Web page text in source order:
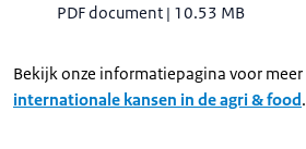
PDF document | 10.53 MB
Bekijk onze informatiepagina voor meer
internationale kansen in de agri & food.